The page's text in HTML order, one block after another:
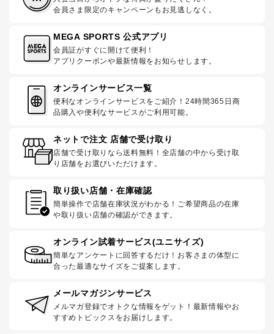
会員さま限定のキャンペーンもお見逃しなく。
MEGA SPORTS 公式アプリ
会員証がすぐに開けて便利！
アプリクーポンや最新情報をお知らせします。
オンラインサービス一覧
便利なオンラインサービスをご紹介！24時間365日商
品購入や便利なサービスがご利用可能。
ネットで注文 店舗で受け取り
店舗で受け取りなら送料無料！全店舗の中から受け取
り店舗をお選びいただけます。
取り扱い店舗・在庫確認
簡単操作で店舗在庫状況がわかる！ご希望商品の在庫
や取り扱い店舗の確認ができます。
オンライン試着サービス(ユニサイズ)
簡単なアンケートに回答するだけ！お客さまの体型に
合った最適なサイズをご提案します。
メールマガジンサービス
メルマガ登録でオトクな情報をゲット！最新情報やお
すすめトピックスをお届けします。